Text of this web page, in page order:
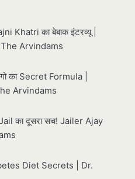
Khatri का बेबाक इंटरव्यू |
Arvindams
का Secret Formula |
Arvindams
का दूसरा सच! Jailer Ajay
Diet Secrets | Dr.